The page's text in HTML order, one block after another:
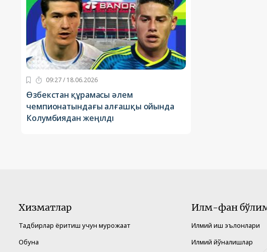
09:27 / 18.06.2026
Өзбекстан құрамасы әлем
чемпионатындағы алғашқы ойында
Колумбиядан жеңілді
Хизматлар
Тадбирлар ёритиш учун мурожаат
Обуна
Илм-фан
Илмий иш эълонлари
Илмий йўналишлар